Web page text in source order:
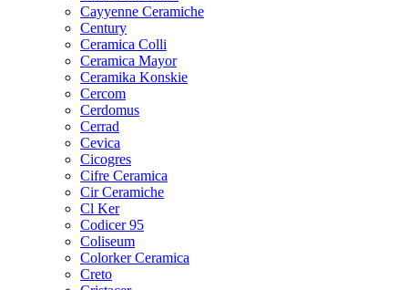
Cayyenne Ceramiche
Century
Ceramica Colli
Ceramica Mayor
Ceramika Konskie
Cercom
Cerdomus
Cerrad
Cevica
Cicogres
Cifre Ceramica
Cir Ceramiche
Cl Ker
Codicer 95
Coliseum
Colorker Ceramica
Creto